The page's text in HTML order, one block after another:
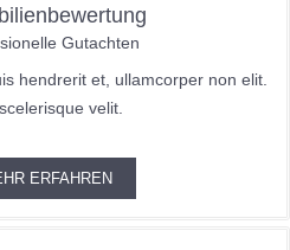
Gutachten
hendrerit et, ullamcorper non elit.
velit.
ERFAHREN